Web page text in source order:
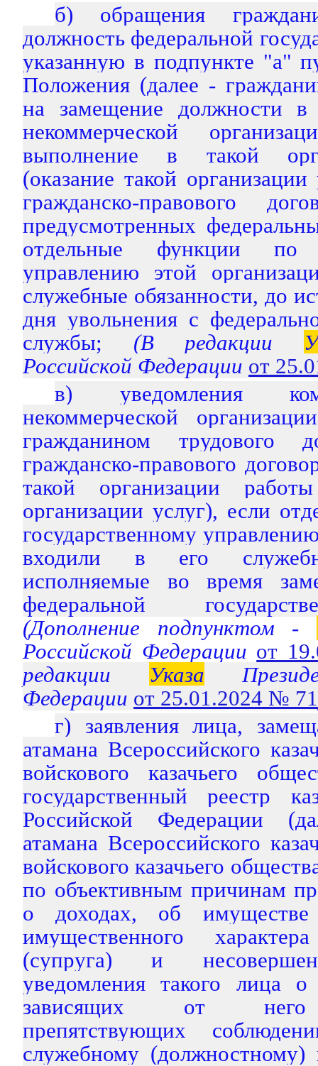
б) обращения
должность федеральной
указанную в подпункте "а"
Положения (далее -
на замещение должности в
некоммерческой
выполнение в такой
(оказание такой
гражданско-правового
предусмотренных
отдельные функции по
управлению этой
служебные обязанности, до
дня увольнения с
службы; (В редакции
Российской Федерации от
в) уведомления
некоммерческой
гражданином трудового
гражданско-правового
такой организации
организации услуг), если
государственному
входили в его
исполняемые во время
федеральной
(Дополнение подпунктом -
Российской Федерации от
редакции Указа
Федерации от 25.01.2024 № 71
г) заявления лица,
атамана Всероссийского
войскового казачьего
государственный реестр
Российской Федерации
атамана Всероссийского
войскового казачьего
по объективным причинам
о доходах, об имуществе
имущественного
(супруга) и
уведомления такого лица
зависящих от него
препятствующих
служебному